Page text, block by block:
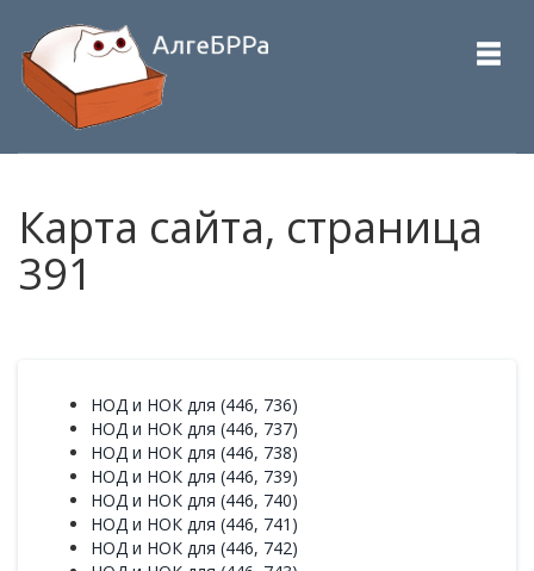
Карта сайта, страница
391
НОД и НОК для (446, 736)
НОД и НОК для (446, 737)
НОД и НОК для (446, 738)
НОД и НОК для (446, 739)
НОД и НОК для (446, 740)
НОД и НОК для (446, 741)
НОД и НОК для (446, 742)